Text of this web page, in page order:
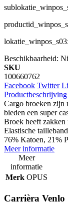
lokatie_winpos_s03:
Beschikbaarheid:
SKU
100660762
Facebook Twitter
Productbeschrijving
Cargo broeken zijn
bieden een super
Broek heeft zakken
Elastische
76% Katoen, 21%
Meer informatie
Meer
informatie
Merk OPUS
Carrièra Venlo